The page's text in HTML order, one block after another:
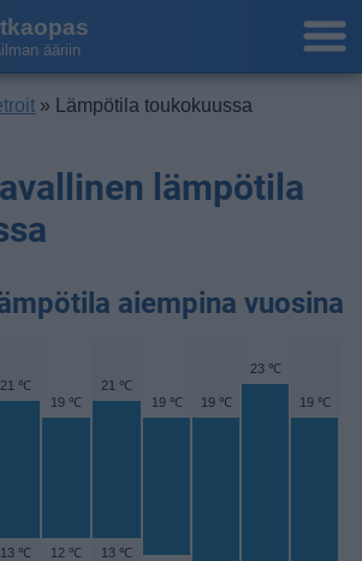
ääriin
» Lämpötila toukokuussa
lämpötila
aiempina vuosina
21 ℃
13 ℃
19 ℃
12 ℃
21 ℃
13 ℃
19 ℃ 19 ℃
23 ℃
19 ℃